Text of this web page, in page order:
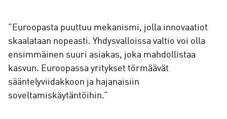
”Euroopasta puuttuu mekanismi, jolla innovaatiot
skaalataan nopeasti. Yhdysvalloissa valtio voi olla
ensimmäinen suuri asiakas, joka mahdollistaa
kasvun. Euroopassa yritykset törmäävät
sääntelyviidakkoon ja hajanaisiin
soveltamiskäytäntöihin.”